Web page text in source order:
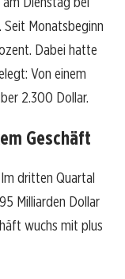
Seit Monatsbeginn
Dabei hatte
Von einem
2.300 Dollar.
Geschäft
dritten Quartal
Milliarden Dollar
wuchs mit plus